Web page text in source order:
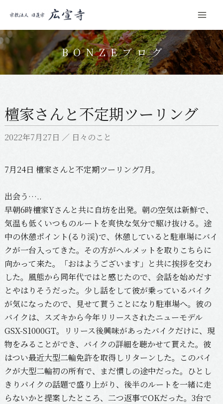
コ
ン
ン
ス
ッ
BONZEブログ
檀家さんと不定期ツーリング
2022年7月27日 ／ 日々のこと
7月24日 檀家さんと不定期ツーリング7月。
出会う…..
早朝6時檀家Yさんと共に自坊を出発。朝の空気は新鮮で、
気温も低くいつものルートを爽快な気分で駆け抜ける。途
中の休憩ポイント(るり渓)で、休憩していると駐車場にバイ
クが一台入ってきた。その方がヘルメットを取りこちらに
向かって来た。「おはようございます」と共に挨拶を交わ
した。風態から同年代ではと感じたので、会話を始めだす
とやはりそうだった。少し話をして彼が乗っているバイク
が気になったので、見せて貰うことになり駐車場へ。彼の
バイクは、スズキから今年リリースされたニューモデル
GSX-S1000GT。リリース後興味があったバイクだけに、現
物をみることができ、バイクの詳細を聴かせて貰えた。彼
はつい最近大型二輪免許を取得しリターンした。このバイ
クが大型二輪初の所有で、まだ慣しの途中だった。ひとし
きりバイクの話題で盛り上がり、後半のルートを一緒に走
らないかと提案したところ、二つ返事でOKだった。3台で